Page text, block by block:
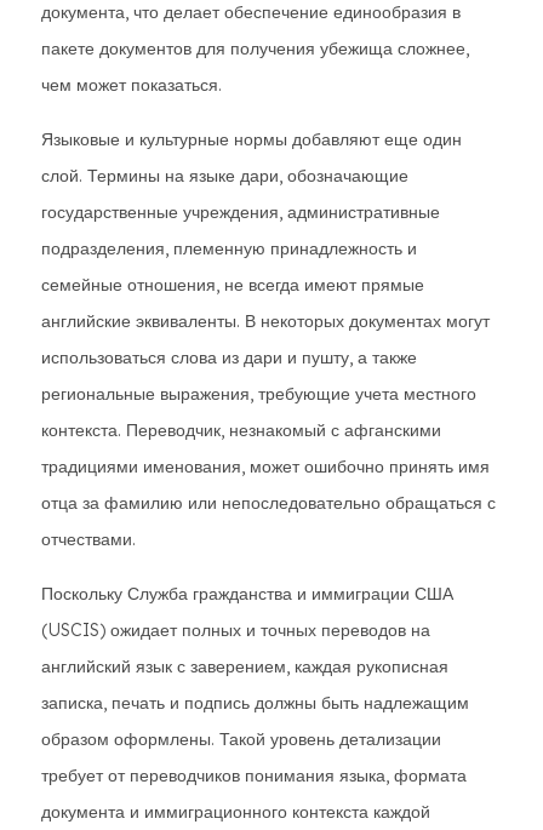
документа, что делает обеспечение единообразия в
пакете документов для получения убежища сложнее,
чем может показаться.
Языковые и культурные нормы добавляют еще один
слой. Термины на языке дари, обозначающие
государственные учреждения, административные
подразделения, племенную принадлежность и
семейные отношения, не всегда имеют прямые
английские эквиваленты. В некоторых документах могут
использоваться слова из дари и пушту, а также
региональные выражения, требующие учета местного
контекста. Переводчик, незнакомый с афганскими
традициями именования, может ошибочно принять имя
отца за фамилию или непоследовательно обращаться с
отчествами.
Поскольку Служба гражданства и иммиграции США
(USCIS) ожидает полных и точных переводов на
английский язык с заверением, каждая рукописная
записка, печать и подпись должны быть надлежащим
образом оформлены. Такой уровень детализации
требует от переводчиков понимания языка, формата
документа и иммиграционного контекста каждой